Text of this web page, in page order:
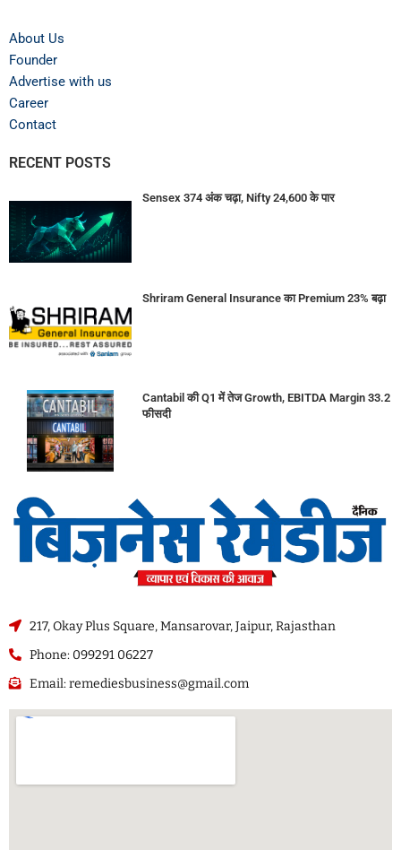
About Us
Founder
Advertise with us
Career
Contact
RECENT POSTS
Sensex 374 अंक चढ़ा, Nifty 24,600 के पार
Shriram General Insurance का Premium 23% बढ़ा
Cantabil की Q1 में तेज Growth, EBITDA Margin 33.2
फीसदी
217, Okay Plus Square, Mansarovar, Jaipur, Rajasthan
Phone: 099291 06227
Email: remediesbusiness@gmail.com